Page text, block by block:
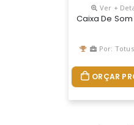
Ver +
Caixa De
Por:
ORÇAR